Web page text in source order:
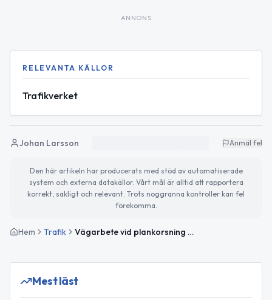
ANNONS
RELEVANTA KÄLLOR
Trafikverket
Johan Larsson Anmäl fel
Den här artikeln har producerats med stöd av automatiserade
system och externa datakällor. Vårt mål är alltid att rapportera
korrekt, sakligt och relevant. Trots noggranna kontroller kan fel
förekomma.
Hem Trafik Vägarbete vid plankorsning på väg 1773 avslutat
Mest läst